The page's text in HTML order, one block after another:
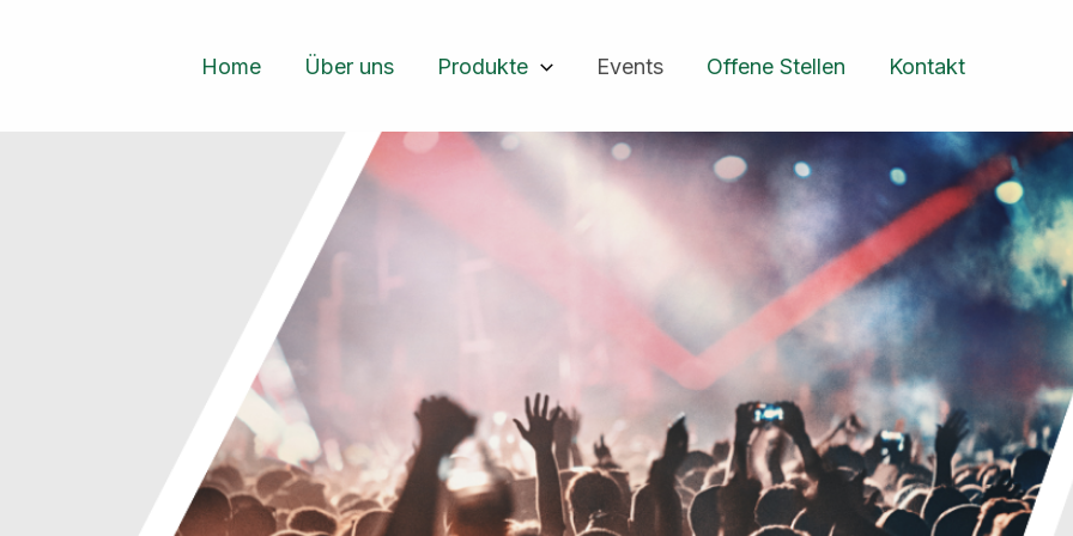
Home Über uns Produkte Events Offene Stellen Kontakt